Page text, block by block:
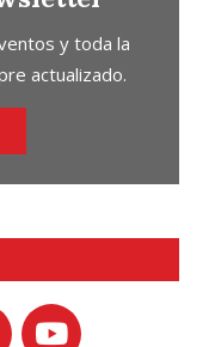
y toda la
actualizado.